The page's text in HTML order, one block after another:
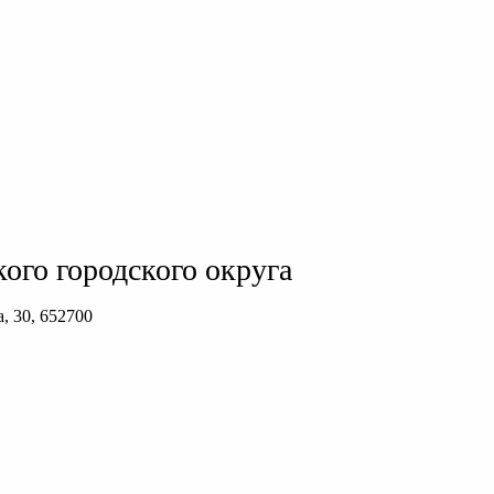
городского округа
30, 652700